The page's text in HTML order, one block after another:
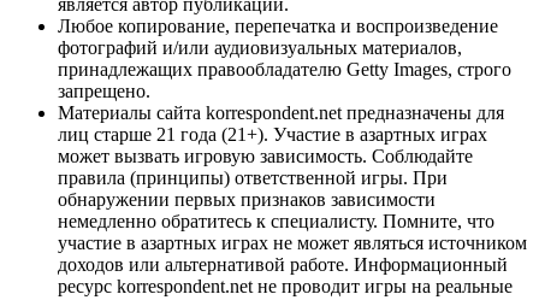
Любое копирование, перепечатка и воспроизведение
фотографий и/или аудиовизуальных материалов,
принадлежащих правообладателю Getty Images, строго
запрещено.
Материалы сайта korrespondent.net предназначены для
лиц старше 21 года (21+). Участие в азартных играх
может вызвать игровую зависимость. Соблюдайте
правила (принципы) ответственной игры. При
обнаружении первых признаков зависимости
немедленно обратитесь к специалисту. Помните, что
участие в азартных играх не может являться источником
доходов или альтернативой работе. Информационный
ресурс korrespondent.net не проводит игры на реальные